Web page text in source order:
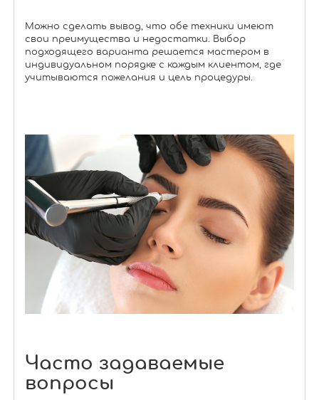
Можно сделать вывод, что обе техники имеют
свои преимущества и недостатки. Выбор
подходящего варианта решается мастером в
индивидуальном порядке с каждым клиентом, где
учитываются пожелания и цель процедуры.
Часто задаваемые
вопросы